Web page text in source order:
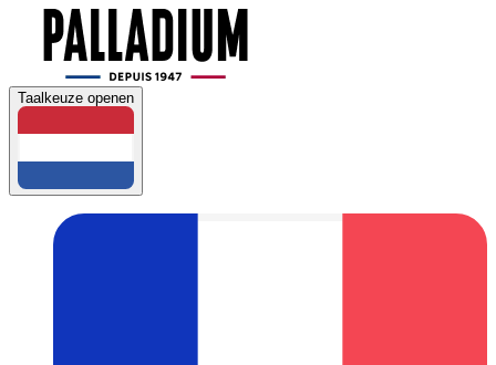
Taalkeuze openen